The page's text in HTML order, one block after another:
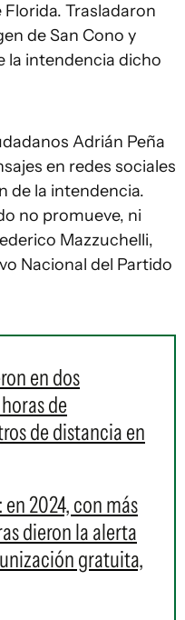
Trasladaron
de San Cono y
la intendencia dicho
Adrián Peña
en redes sociales
de la intendencia.
no promueve, ni
Mazzuchelli,
Nacional del Partido
en dos
de
de distancia en
2024, con más
dieron la alerta
gratuita,